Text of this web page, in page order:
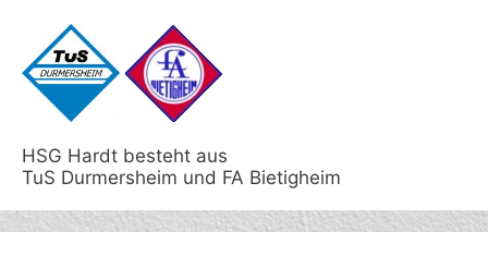
HSG Hardt besteht aus
TuS Durmersheim und FA Bietigheim